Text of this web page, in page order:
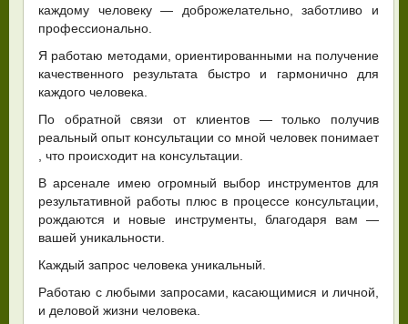
каждому человеку — доброжелательно, заботливо и
профессионально.
Я работаю методами, ориентированными на получение
качественного результата быстро и гармонично для
каждого человека.
По обратной связи от клиентов — только получив
реальный опыт консультации со мной человек понимает
, что происходит на консультации.
В арсенале имею огромный выбор инструментов для
результативной работы плюс в процессе консультации,
рождаются и новые инструменты, благодаря вам —
вашей уникальности.
Каждый запрос человека уникальный.
Работаю с любыми запросами, касающимися и личной,
и деловой жизни человека.